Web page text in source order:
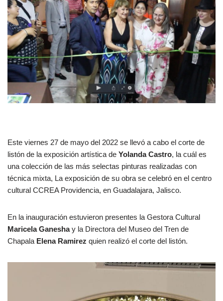
Este viernes 27 de mayo del 2022 se llevó a cabo el corte de
listón de la exposición artística de Yolanda Castro, la cuál es
una colección de las más selectas pinturas realizadas con
técnica mixta, La exposición de su obra se celebró en el centro
cultural CCREA Providencia, en Guadalajara, Jalisco.
En la inauguración estuvieron presentes la Gestora Cultural
Maricela Ganeshay la Directora del Museo del Tren de
Chapala Elena Ramirez quien realizó el corte del listón.